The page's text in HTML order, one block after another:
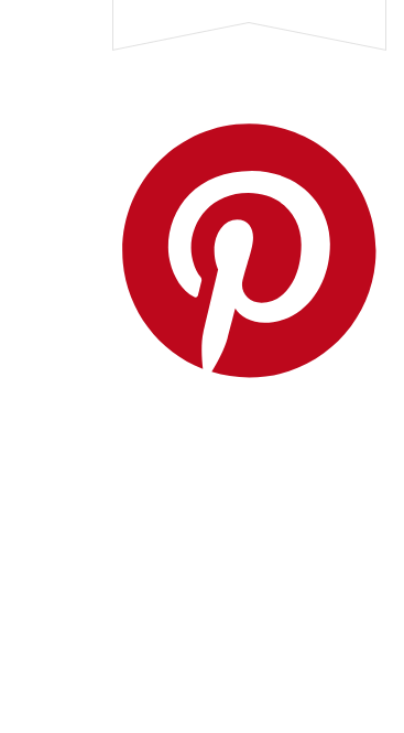
Fendi
Gucci
Hermes
Jil Sander
Le Alessandra
Loewe
Loro Piana